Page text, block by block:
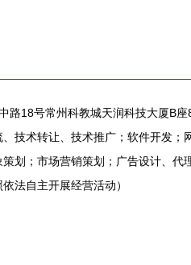
路18号常州科教城天润科技大厦B座
技术转让、技术推广；软件开发；
划；市场营销策划；广告设计、代
法自主开展经营活动）